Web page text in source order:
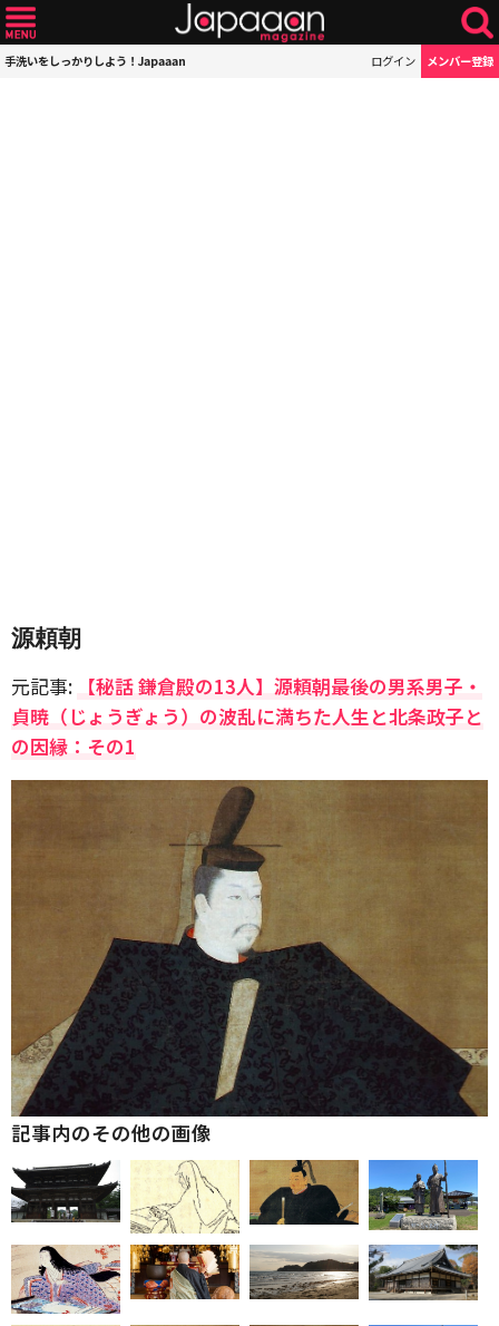
手洗いをしっかりしよう！Japaaan ログイン メンバー登録
源頼朝
元記事: 【秘話 鎌倉殿の13人】源頼朝最後の男系男子・
貞暁（じょうぎょう）の波乱に満ちた人生と北条政子と
の因縁：その1
記事内のその他の画像